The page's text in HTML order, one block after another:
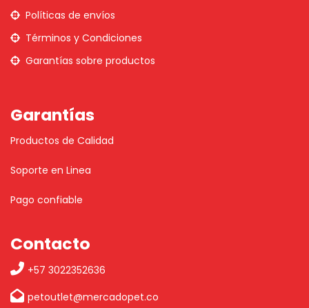
Políticas de envíos
Términos y Condiciones
Garantías sobre productos
Garantías
Productos de Calidad
Soporte en Linea
Pago confiable
Contacto
+57 3022352636
petoutlet@mercadopet.co